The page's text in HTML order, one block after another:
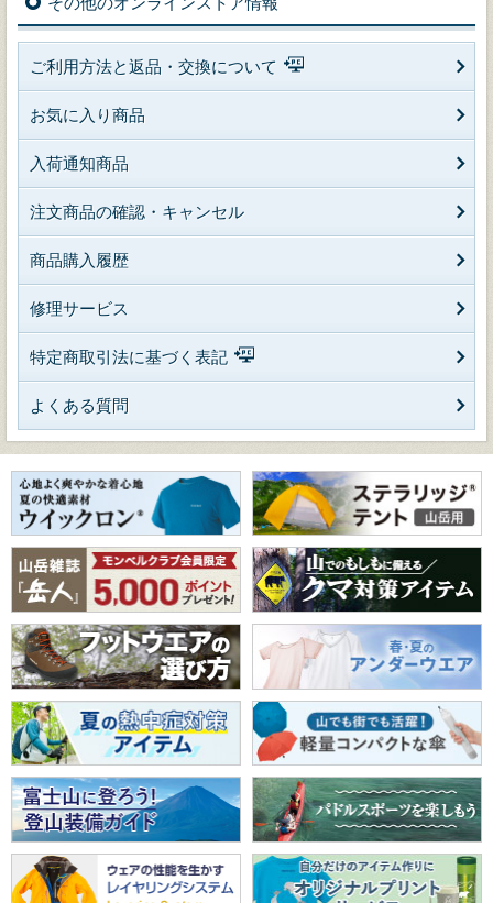
ご利用方法と返品・交換について
お気に入り商品
入荷通知商品
注文商品の確認・キャンセル
商品購入履歴
修理サービス
特定商取引法に基づく表記
よくある質問